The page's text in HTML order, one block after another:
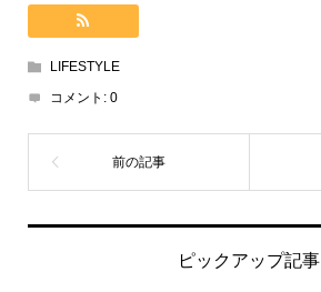
LIFESTYLE
コメント: 0
ピックアップ記事